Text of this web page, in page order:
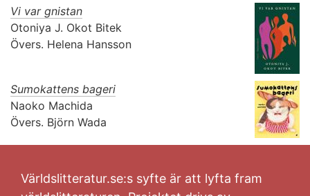
Vi var gnistan
Otoniya J. Okot Bitek
Övers. Helena Hansson
Sumokattens bageri
Naoko Machida
Övers. Björn Wada
Världslitteratur.se:s syfte är att lyfta fram